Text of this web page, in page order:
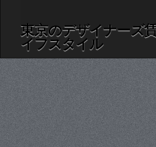
東京のデザイナーズ
イフスタイル